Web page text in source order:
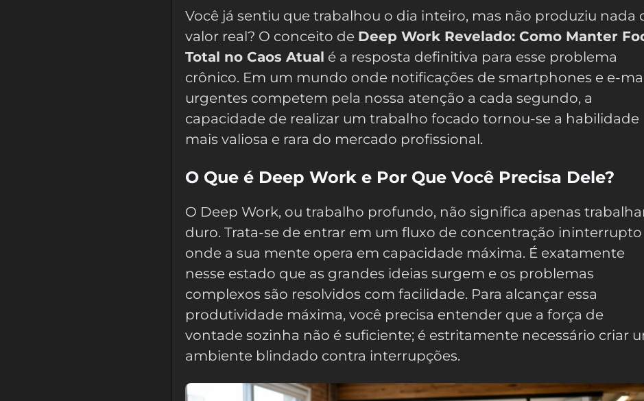
Você já sentiu que trabalhou o dia inteiro, mas não produziu nada
valor real? O conceito de Deep Work Revelado: Como Manter
Total no Caos Atual é a resposta definitiva para esse problema
crônico. Em um mundo onde notificações de smartphones e e-
urgentes competem pela nossa atenção a cada segundo, a
capacidade de realizar um trabalho focado tornou-se a habilidade
mais valiosa e rara do mercado profissional.
O Que é Deep Work e Por Que Você Precisa Dele?
O Deep Work, ou trabalho profundo, não significa apenas
duro. Trata-se de entrar em um fluxo de concentração ininterrupto
onde a sua mente opera em capacidade máxima. É exatamente
nesse estado que as grandes ideias surgem e os problemas
complexos são resolvidos com facilidade. Para alcançar essa
produtividade máxima, você precisa entender que a força de
vontade sozinha não é suficiente; é estritamente necessário criar
ambiente blindado contra interrupções.